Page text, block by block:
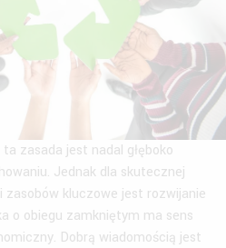
zasada jest nadal głęboko
Jednak dla skutecznej
zasobów kluczowe jest rozwijanie
o obiegu zamkniętym ma sens
Dobrą wiadomością jest